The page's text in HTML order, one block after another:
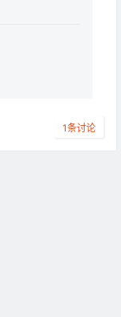
1条讨论